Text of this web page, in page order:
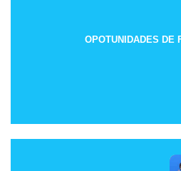
OPOTUNIDADES DE